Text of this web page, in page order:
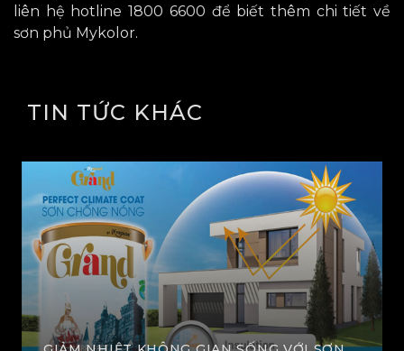
liên hệ hotline 1800 6600 để biết thêm chi tiết về
sơn phủ Mykolor.
TIN TỨC KHÁC